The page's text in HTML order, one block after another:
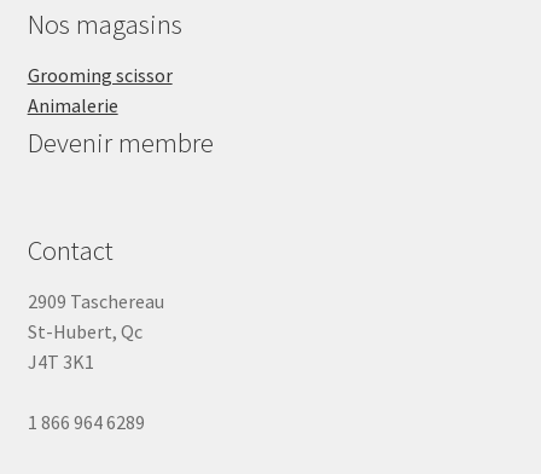
Nos magasins
Grooming scissor
Animalerie
Devenir membre
Contact
2909 Taschereau
St-Hubert, Qc
J4T 3K1
1 866 964 6289